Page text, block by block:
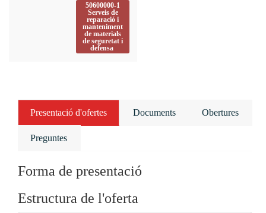
50600000-1
Serveis de
reparació i
manteniment
de materials
de seguretat i
defensa
Presentació d'ofertes Documents Obertures
Preguntes
Forma de presentació
Estructura de l'oferta